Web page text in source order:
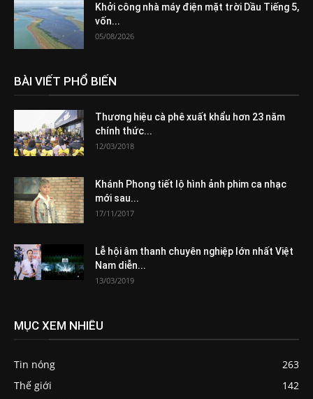
Khởi công nhà máy điện mặt trời Dầu Tiếng 5,
vốn...
05/08/2026
BÀI VIẾT PHỔ BIẾN
Thương hiệu cà phê xuất khẩu hơn 23 năm
chính thức...
12/03/2018
Khánh Phong tiết lộ hình ảnh phim ca nhạc
mới sau...
17/11/2017
Lễ hội âm thanh chuyên nghiệp lớn nhất Việt
Nam diễn...
13/03/2019
MỤC XEM NHIỀU
Tin nóng
263
Thế giới
142